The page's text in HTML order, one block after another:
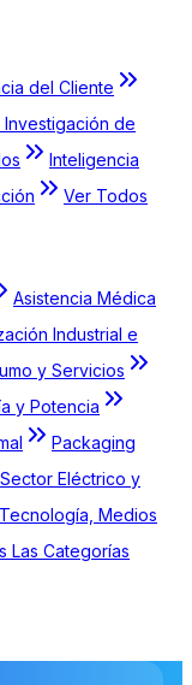
del Cliente
de
Inteligencia
Ver Todos
Asistencia Médica
Industrial e
y Servicios
y Potencia
Packaging
Sector Eléctrico y
Tecnología, Medios
Las Categorías